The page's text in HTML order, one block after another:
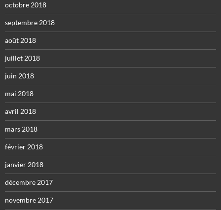
octobre 2018
septembre 2018
août 2018
juillet 2018
juin 2018
mai 2018
avril 2018
mars 2018
février 2018
janvier 2018
décembre 2017
novembre 2017